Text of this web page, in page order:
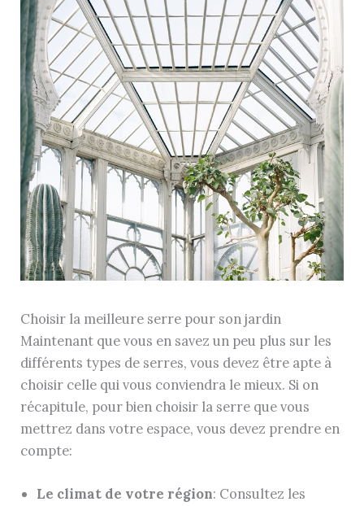
Choisir la meilleure serre pour son jardin
Maintenant que vous en savez un peu plus sur les
différents types de serres, vous devez être apte à
choisir celle qui vous conviendra le mieux. Si on
récapitule, pour bien choisir la serre que vous
mettrez dans votre espace, vous devez prendre en
compte:
Le climat de votre région: Consultez les